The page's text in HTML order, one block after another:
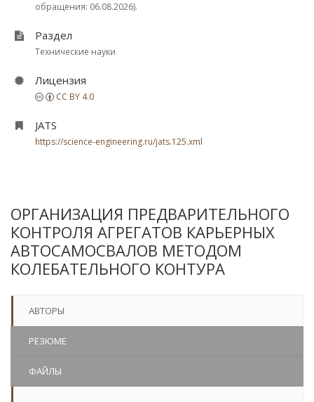
обращения: 06.08.2026).
Раздел
Технические науки
Лицензия
CC BY 4.0
JATS
https://science-engineering.ru/jats.125.xml
ОРГАНИЗАЦИЯ ПРЕДВАРИТЕЛЬНОГО
КОНТРОЛЯ АГРЕГАТОВ КАРЬЕРНЫХ
АВТОСАМОСВАЛОВ МЕТОДОМ
КОЛЕБАТЕЛЬНОГО КОНТУРА
АВТОРЫ
РЕЗЮМЕ
ФАЙЛЫ